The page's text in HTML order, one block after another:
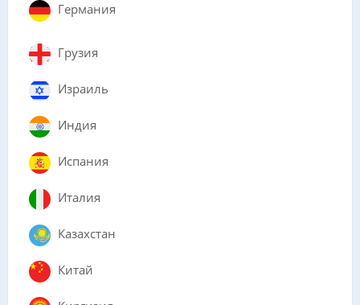
Германия
Грузия
Израиль
Индия
Испания
Италия
Казахстан
Китай